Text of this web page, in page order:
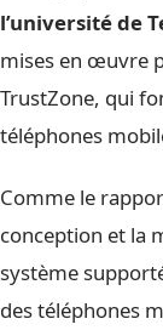
l’université de
mises en œuvre
TrustZone, qui
téléphones
Comme le
conception et la
système
des téléphones